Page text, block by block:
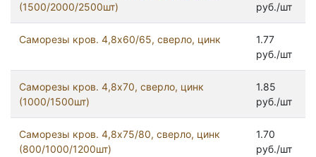
(1500/2000/2500шт)
руб./шт
Саморезы кров. 4,8x60/65, сверло, цинк
1.77
руб./шт
Саморезы кров. 4,8x70, сверло, цинк
(1000/1500шт)
1.85
руб./шт
Саморезы кров. 4,8x75/80, сверло, цинк
(800/1000/1200шт)
1.70
руб./шт